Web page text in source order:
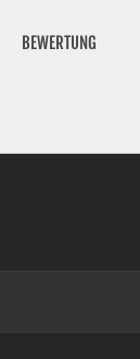
BEWERTUNG